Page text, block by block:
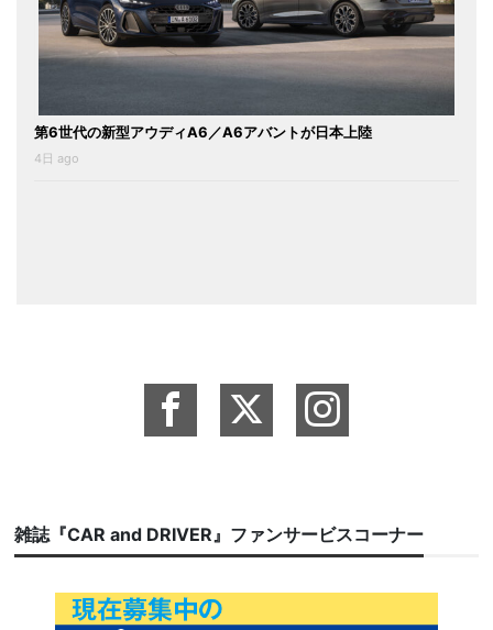
第6世代の新型アウディA6／A6アバントが日本上陸
4日 ago
雑誌『CAR and DRIVER』ファンサービスコーナー